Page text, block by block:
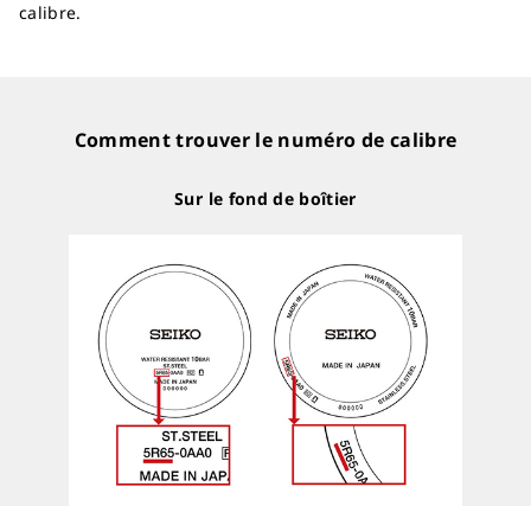
calibre.
Comment trouver le numéro de calibre
Sur le fond de boîtier